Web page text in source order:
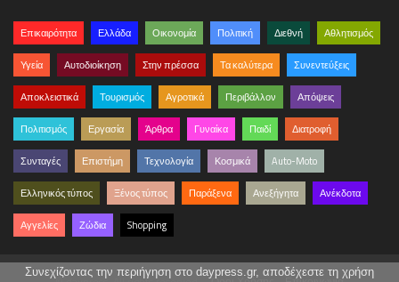
Επικαιρότητα Ελλάδα Οικονομία Πολιτική Διεθνή Αθλητισμός
Υγεία Αυτοδιοίκηση Στην πρέσσα Τα καλύτερα Συνεντεύξεις
Αποκλειστικά Τουρισμός Αγροτικά Περιβάλλον Απόψεις
Πολιτισμός Εργασία Άρθρα Γυναίκα Παιδί Διατροφή
Συνταγές Επιστήμη Τεχνολογία Κοσμικά Auto-Moto
Ελληνικός τύπος Ξένος τύπος Παράξενα Ανεξήγητα Ανέκδοτα
Αγγελίες Ζώδια Shopping
Συνεχίζοντας την περιήγηση στο daypress.gr, αποδέχεστε τη χρήση